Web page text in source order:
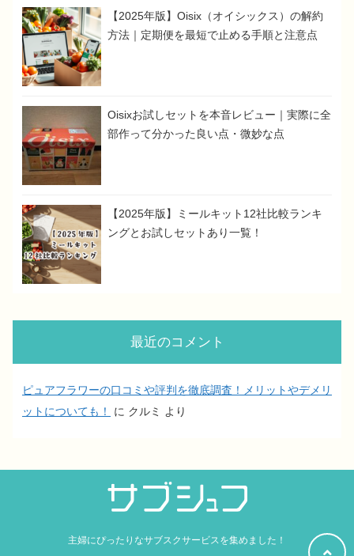
【2025年版】Oisix（オイシックス）の解約
方法｜定期便を最短で止める手順と注意点
Oisixお試しセットを本音レビュー｜実際に全
部作って分かった良い点・微妙な点
【2025年版】ミールキット12社比較ランキ
ングとお試しセットあり一覧！
最近のコメント
ピュアフラワーの口コミや評判を徹底調査！メリットやデメリ
ットについても！
に クルミ より
主婦にぴったりなサブスクサービスを集めました！